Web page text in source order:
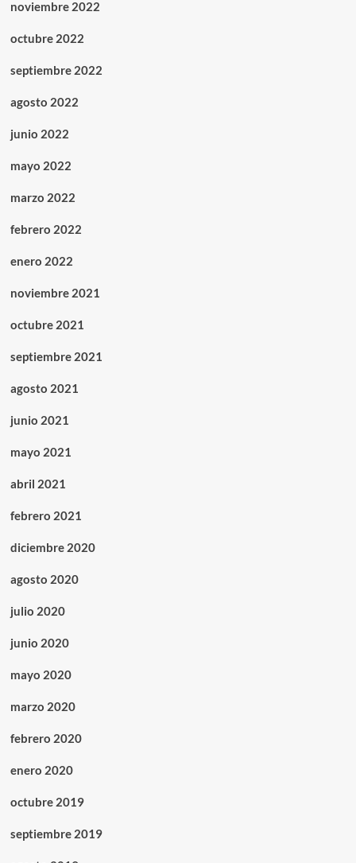
noviembre 2022
octubre 2022
septiembre 2022
agosto 2022
junio 2022
mayo 2022
marzo 2022
febrero 2022
enero 2022
noviembre 2021
octubre 2021
septiembre 2021
agosto 2021
junio 2021
mayo 2021
abril 2021
febrero 2021
diciembre 2020
agosto 2020
julio 2020
junio 2020
mayo 2020
marzo 2020
febrero 2020
enero 2020
octubre 2019
septiembre 2019